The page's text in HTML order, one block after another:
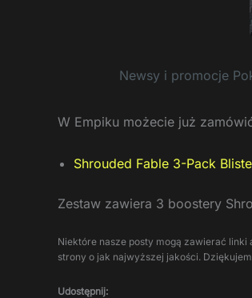
Newsy i promocje
W Empiku możecie już
Shrouded Fable 3-Pack
Zestaw zawiera 3 boostery
Niektóre nasze posty mogą zawierać linki
strony o jak najwyższej jakości.
Udostępnij: